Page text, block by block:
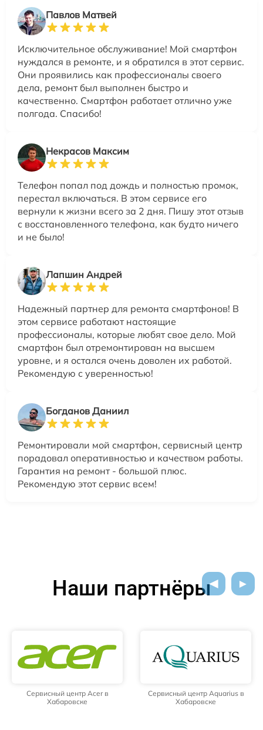
Павлов Матвей
Исключительное обслуживание! Мой смартфон
нуждался в ремонте, и я обратился в этот сервис.
Они проявились как профессионалы своего
дела, ремонт был выполнен быстро и
качественно. Смартфон работает отлично уже
полгода. Спасибо!
Некрасов Максим
Телефон попал под дождь и полностью промок,
перестал включаться. В этом сервисе его
вернули к жизни всего за 2 дня. Пишу этот отзыв
с восстановленного телефона, как будто ничего
и не было!
Лапшин Андрей
Надежный партнер для ремонта смартфонов! В
этом сервисе работают настоящие
профессионалы, которые любят свое дело. Мой
смартфон был отремонтирован на высшем
уровне, и я остался очень доволен их работой.
Рекомендую с уверенностью!
Богданов Даниил
Ремонтировали мой смартфон, сервисный центр
порадовал оперативностью и качеством работы.
Гарантия на ремонт - большой плюс.
Рекомендую этот сервис всем!
Наши партнёры
Сервисный центр Acer в
Хабаровске
Сервисный центр Aquarius в
Хабаровске